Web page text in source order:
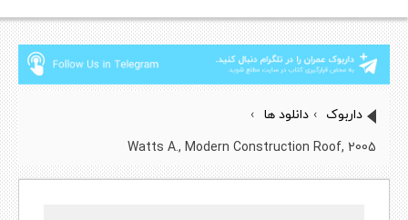
داربوک › دانلود ها ›
Watts A., Modern Construction Roof, 2005